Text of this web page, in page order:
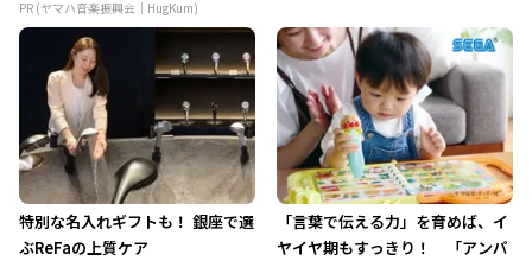
PR (ヤマハ音楽振興会｜HugKum)
特別な名入れギフトも！ 銀座で選
ぶReFaの上質ケア
「言葉で伝える力」を育めば、イ
ヤイヤ期もすっきり！ 「アンパ